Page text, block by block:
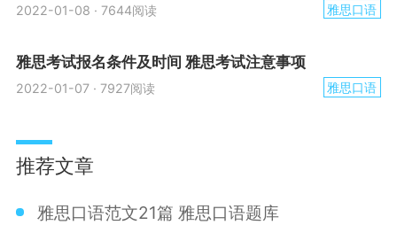
2022-01-08 · 7644阅读 雅思口语
雅思考试报名条件及时间 雅思考试注意事项
2022-01-07· 7927阅读 雅思口语
推荐文章
雅思口语范文21篇 雅思口语题库